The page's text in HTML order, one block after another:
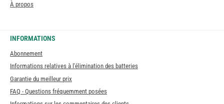
À propos
INFORMATIONS
Abonnement
Informations relatives à l'élimination des batteries
Garantie du meilleur prix
FAQ - Questions fréquemment posées